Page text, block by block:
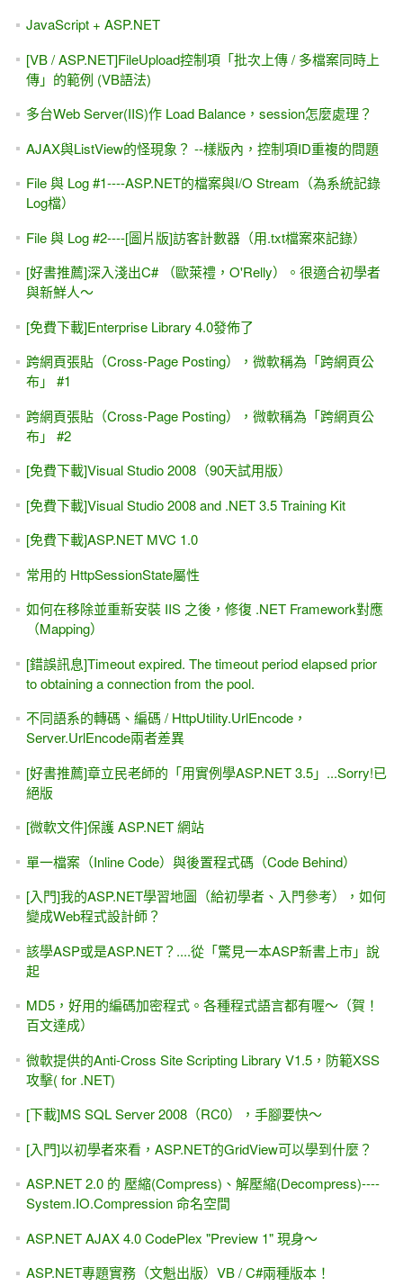
ASP.NET -IIS 與 檔案上傳的安全設定
[團購] ASP.NET專題實務 ( 博碩出版 ) - 優惠團購（含運費）
[範例下載]ASP.NET專題實務 / 博碩出版
ASP.NET MVC 線上相簿 (PhotoSharing) - 線上教學課程
ASP.NET Core與MVC5雙平台 - Repository倉庫 與 Interface
介面
ASP.NET 教學 - 前端特效輕鬆學 - 只要「複製＋貼上」就能
學 (9.9小時)
ASP.NET MVC + WebForm雙範例 - WebAPI / WCF / Web
Service線上教學(7.5小時)
如何安裝？
[Youtube] JSON - 20分鐘 快速入門
ASP.NET MVC，檔案上傳搭配資料庫（FileUpload 檔案二進
位存入資料表）
ASP.NET MVC 超入門 -- 三天 影片教學
ASP.NET MVC 的 JavaScriptResult
CKeditor 5 搭配 ASP.NET MVC 或 Web Form
第一天 的 ASP.NET MVC線上課程 免費看（5.5小時）
[ASP.NET MVC] 01-1 初學者的第一堂課 (Youtube影片 / 正式
課程)
[舊學員回娘家] 免費3天 ASP.NET MVC影片 給您觀賞
自己寫 ASP.NET MVC分頁（.Skip() 與.Take() ）
VS2017，「新增網站」不見了，只剩「專案」
[youtube影片]ASP.NET專題實務(I)，上集第六章DetailsView
& FormView
[UI / UX] 使用者是笨蛋？！
無法開啟登入所要求的資料庫 xxx。登入失敗。 使用者
'XXX\yyyy' 的登入失敗
[團購] ASP.NET專題實務 (VS2017) 上下兩集 1220元含郵
VS 2017上面找不到 .NET 4.7 ?
[線上直播 遠距教學] 9/24週日班, ASP.NET入門實戰 +
ADO.NET進階
Day 6 - 自己寫程式連結資料庫 & 跨平台(Web + Windows)範
例
Day 5 - SqlDataSource各種變化 與 "半"手工製作
Day 4 - 樣版(Template)的各種變化 & 錯誤與解決
Day 3 - 網頁與資料庫